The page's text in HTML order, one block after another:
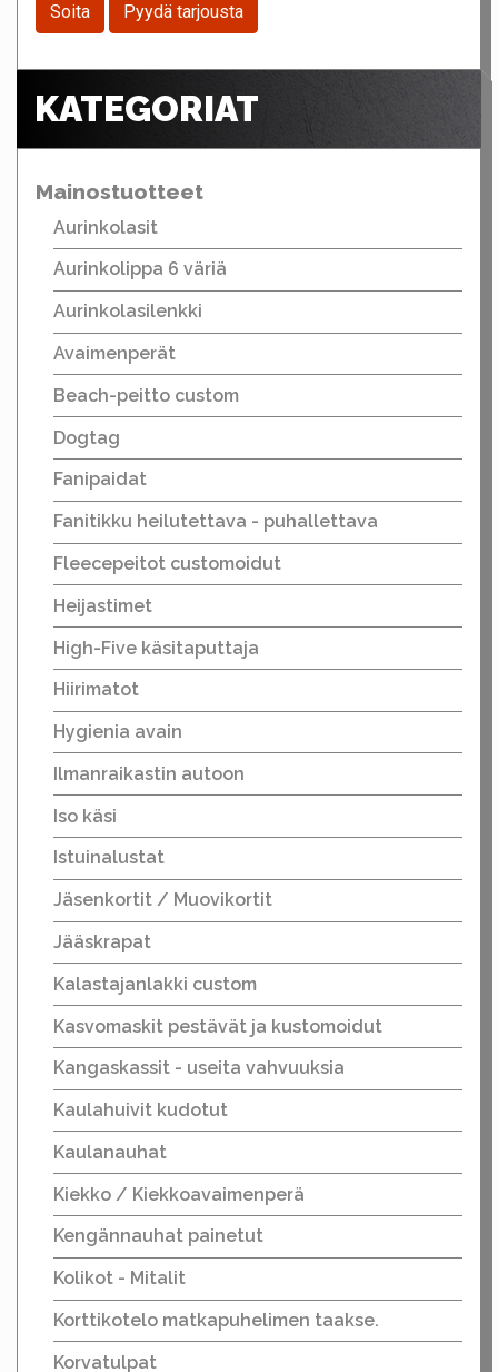
Soita Pyydä tarjousta
KATEGORIAT
Mainostuotteet
Aurinkolasit
Aurinkolippa 6 väriä
Aurinkolasilenkki
Avaimenperät
Beach-peitto custom
Dogtag
Fanipaidat
Fanitikku heilutettava - puhallettava
Fleecepeitot customoidut
Heijastimet
High-Five käsitaputtaja
Hiirimatot
Hygienia avain
Ilmanraikastin autoon
Iso käsi
Istuinalustat
Jäsenkortit / Muovikortit
Jääskrapat
Kalastajanlakki custom
Kasvomaskit pestävät ja kustomoidut
Kangaskassit - useita vahvuuksia
Kaulahuivit kudotut
Kaulanauhat
Kiekko / Kiekkoavaimenperä
Kengännauhat painetut
Kolikot - Mitalit
Korttikotelo matkapuhelimen taakse.
Korvatulpat